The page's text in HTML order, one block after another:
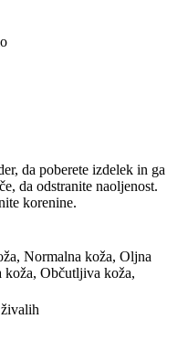
da poberete izdelek in ga
da odstranite naoljenost.
korenine.
Normalna koža, Oljna
koža, Občutljiva koža,